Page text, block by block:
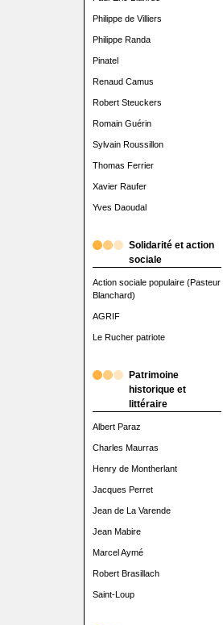
Philippe de Villiers
Philippe Randa
Pinatel
Renaud Camus
Robert Steuckers
Romain Guérin
Sylvain Roussillon
Thomas Ferrier
Xavier Raufer
Yves Daoudal
Solidarité et action
sociale
Action sociale populaire (Pasteur
Blanchard)
AGRIF
Le Rucher patriote
Patrimoine
historique et
littéraire
Albert Paraz
Charles Maurras
Henry de Montherlant
Jacques Perret
Jean de La Varende
Jean Mabire
Marcel Aymé
Robert Brasillach
Saint-Loup